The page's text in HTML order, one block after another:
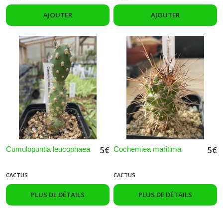
AJOUTER AJOUTER
Cumulopuntia leucophaea 5€
CACTUS
PLUS DE DÉTAILS
Cochemiea maritima 5€
CACTUS
PLUS DE DÉTAILS